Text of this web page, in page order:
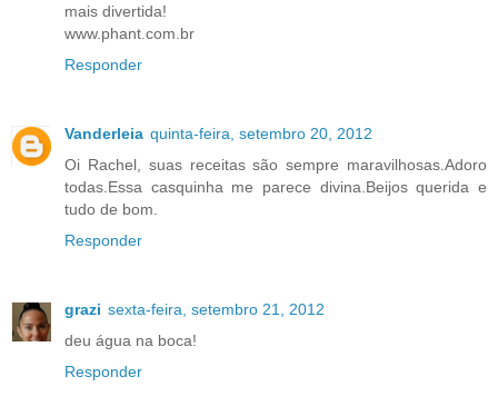
mais divertida!
www.phant.com.br
Responder
Vanderleia quinta-feira, setembro 20, 2012
Oi Rachel, suas receitas são sempre maravilhosas.Adoro
todas.Essa casquinha me parece divina.Beijos querida e
tudo de bom.
Responder
grazi sexta-feira, setembro 21, 2012
deu água na boca!
Responder